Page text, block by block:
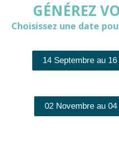
GÉNÉREZ
Choisissez une date
14 Septembre au
02 Novembre au